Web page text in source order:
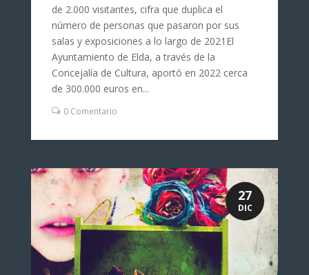
de 2.000 visitantes, cifra que duplica el
número de personas que pasaron por sus
salas y exposiciones a lo largo de 2021El
Ayuntamiento de Elda, a través de la
Concejalía de Cultura, aportó en 2022 cerca
de 300.000 euros en...
0 Comentario
27
DIC